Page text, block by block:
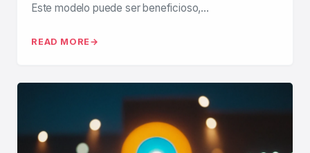
Este modelo puede ser beneficioso,…
READ MORE